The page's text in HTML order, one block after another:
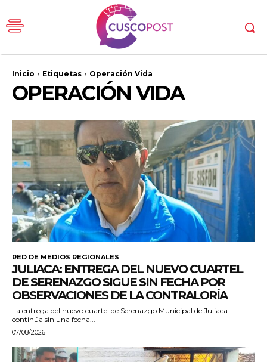
Inicio Etiquetas Operación Vida
OPERACIÓN VIDA
RED DE MEDIOS REGIONALES
JULIACA: ENTREGA DEL NUEVO CUARTEL
DE SERENAZGO SIGUE SIN FECHA POR
OBSERVACIONES DE LA CONTRALORÍA
La entrega del nuevo cuartel de Serenazgo Municipal de Juliaca
continúa sin una fecha...
07/08/2026